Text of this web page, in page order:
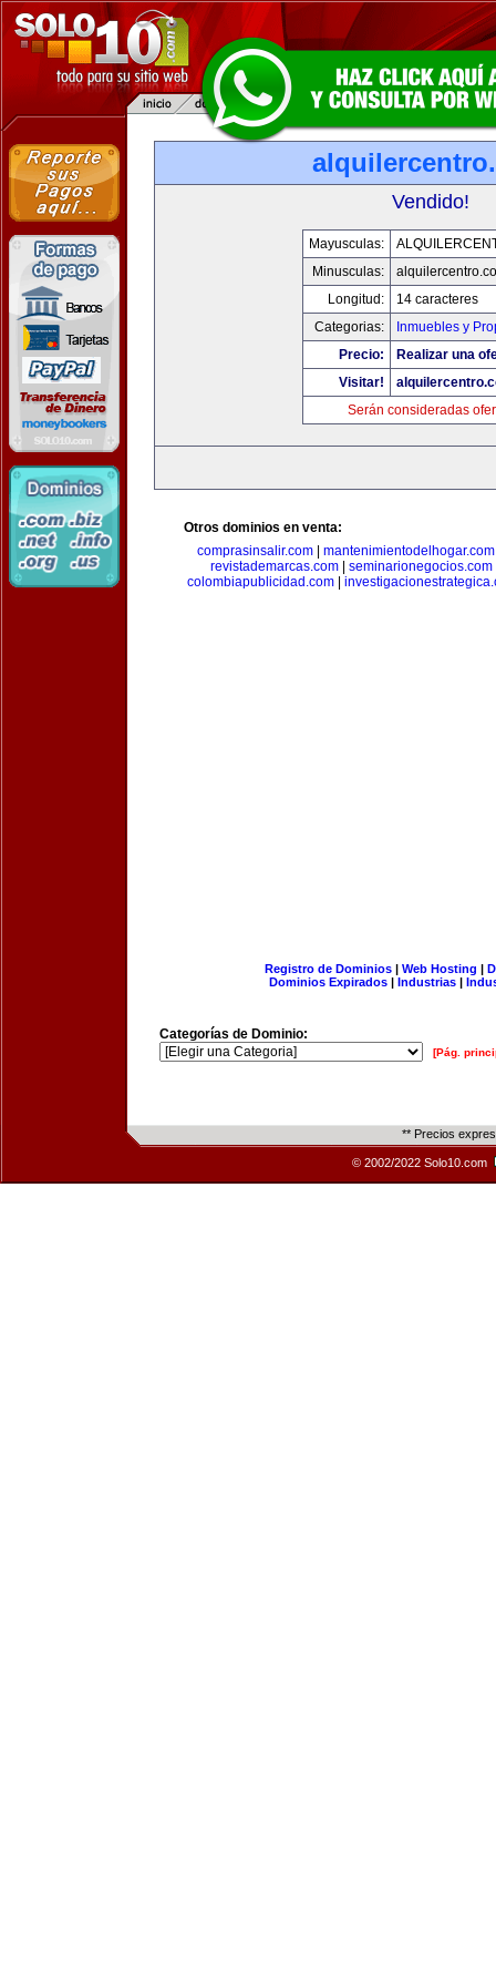
Vendido!
Mayusculas:
Minusculas:
Longitud:
14 caracteres
Categorias:
Inmuebles y
Precio:
Realizar una
Visitar!
Serán consideradas
Otros dominios en venta:
comprasinsalir.com
mantenimientodelhogar.com
revistademarcas.com
seminarionegocios.com
colombiapublicidad.com
Registro de Dominios| Web Hosting |
Dominios Expirados | Industrias |
Categorías de Dominio:
[Pág.
** Precios
© 2002/2022 Solo10.com